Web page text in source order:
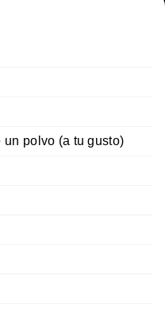
polvo (a tu gusto)